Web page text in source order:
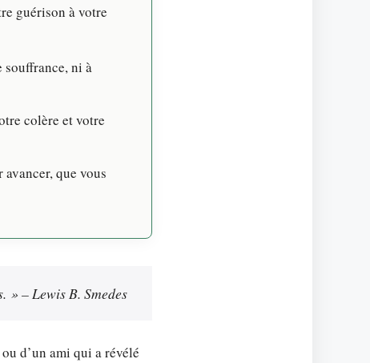
guérison à votre
ni à
colère et votre
que vous
» – Lewis B. Smedes
d’un ami qui a révélé